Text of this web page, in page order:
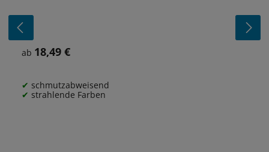
Regulärer Preis:
ab 18,49 €
schmutzabweisend
strahlende Farben